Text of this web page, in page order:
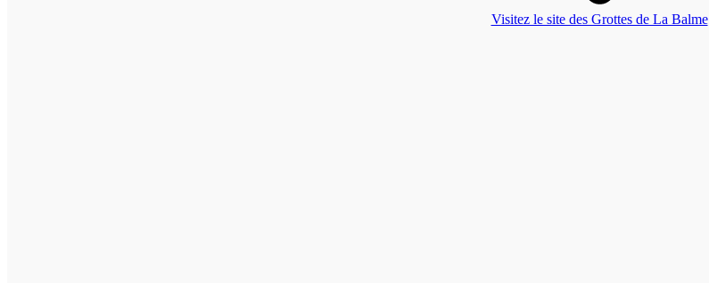
Visitez le site des Grottes de La Balme